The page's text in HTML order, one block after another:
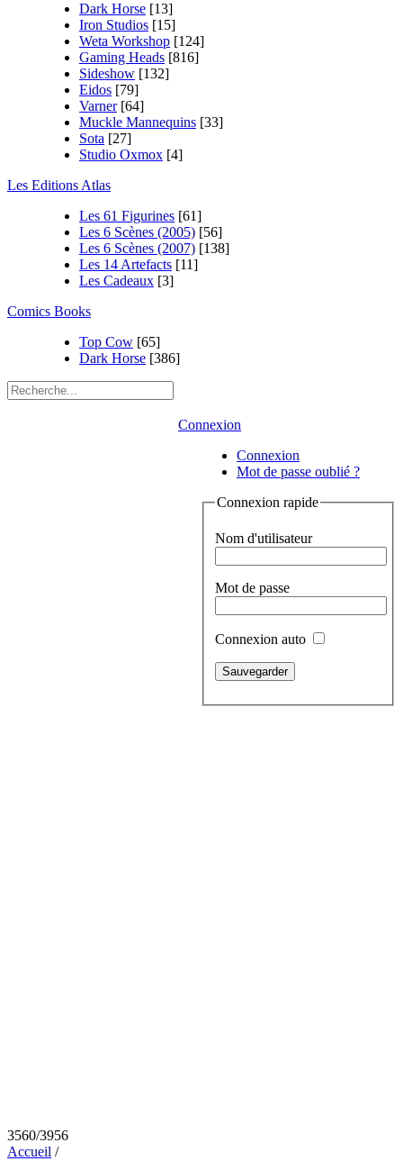
Dark Horse [13]
Iron Studios [15]
Weta Workshop [124]
Gaming Heads [816]
Sideshow [132]
Eidos [79]
Varner [64]
Muckle Mannequins [33]
Sota [27]
Studio Oxmox [4]
Les Editions Atlas
Les 61 Figurines [61]
Les 6 Scènes (2005) [56]
Les 6 Scènes (2007) [138]
Les 14 Artefacts [11]
Les Cadeaux [3]
Comics Books
Top Cow [65]
Dark Horse [386]
Connexion
Connexion
Mot de passe oublié ?
Connexion rapide
Nom d'utilisateur
Mot de passe
Connexion auto
3560/3956
Accueil /